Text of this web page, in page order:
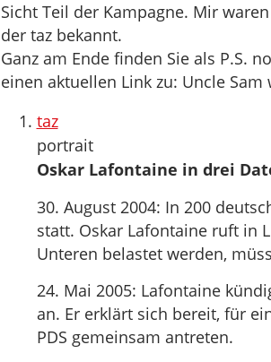
Sicht Teil der Kampagne. Mir
der taz bekannt.
Ganz am Ende finden Sie als P.S.
einen aktuellen Link zu: Uncle
taz
portrait
Oskar Lafontaine in drei
30. August 2004: In 200
statt. Oskar Lafontaine ruft in
Unteren belastet werden,
24. Mai 2005: Lafontaine
an. Er erklärt sich bereit, für
PDS gemeinsam antreten.